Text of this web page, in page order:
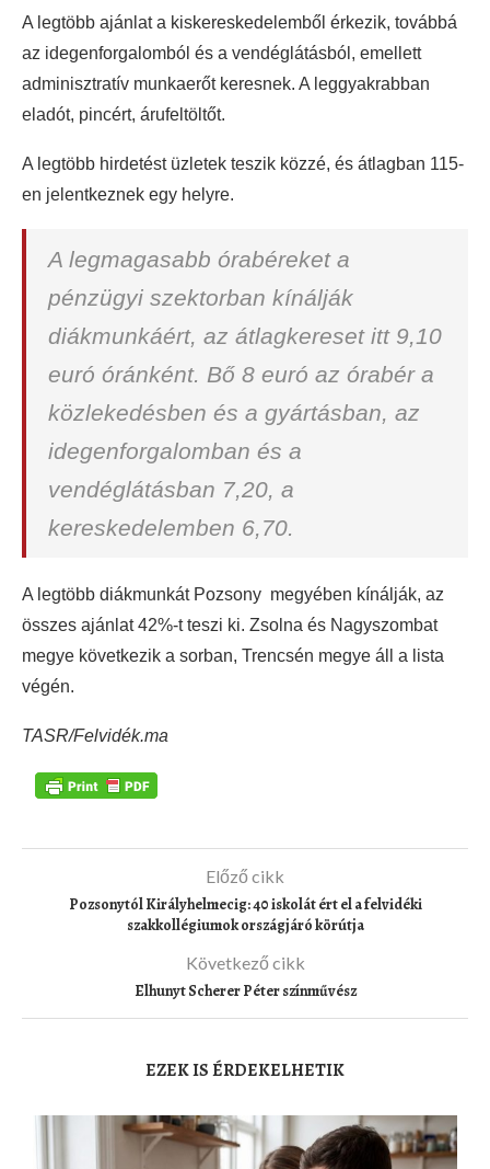
A legtöbb ajánlat a kiskereskedelemből érkezik, továbbá
az idegenforgalomból és a vendéglátásból, emellett
adminisztratív munkaerőt keresnek. A leggyakrabban
eladót, pincért, árufeltöltőt.
A legtöbb hirdetést üzletek teszik közzé, és átlagban 115-
en jelentkeznek egy helyre.
A legmagasabb órabéreket a
pénzügyi szektorban kínálják
diákmunkáért, az átlagkereset itt 9,10
euró óránként. Bő 8 euró az órabér a
közlekedésben és a gyártásban, az
idegenforgalomban és a
vendéglátásban 7,20, a
kereskedelemben 6,70.
A legtöbb diákmunkát Pozsony megyében kínálják, az
összes ajánlat 42%-t teszi ki. Zsolna és Nagyszombat
megye következik a sorban, Trencsén megye áll a lista
végén.
TASR/Felvidék.ma
Előző cikk
Pozsonytól Királyhelmecig: 40 iskolát ért el a felvidéki
szakkollégiumok országjáró körútja
Következő cikk
Elhunyt Scherer Péter színművész
EZEK IS ÉRDEKELHETIK